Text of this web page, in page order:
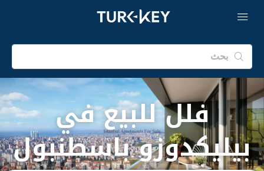
فلل للبيع في
بيليكدوزو باسطنبول